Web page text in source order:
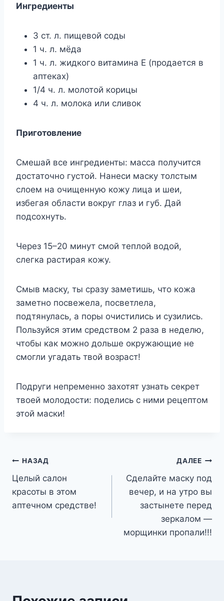
Ингредиенты
3 ст. л. пищевой соды
1 ч. л. мёда
1 ч. л. жидкого витамина Е (продается в
аптеках)
1/4 ч. л. молотой корицы
4 ч. л. молока или сливок
Приготовление
Смешай все ингредиенты: масса получится
достаточно густой. Нанеси маску толстым
слоем на очищенную кожу лица и шеи,
избегая области вокруг глаз и губ. Дай
подсохнуть.
Через 15–20 минут смой теплой водой,
слегка растирая кожу.
Смыв маску, ты сразу заметишь, что кожа
заметно посвежела, посветлела,
подтянулась, а поры очистились и сузились.
Пользуйся этим средством 2 раза в неделю,
чтобы как можно дольше окружающие не
смогли угадать твой возраст!
Подруги непременно захотят узнать секрет
твоей молодости: поделись с ними рецептом
этой маски!
Навигация
по
записям
НАЗАД
Целый салон
красоты в этом
аптечном средстве!
ДАЛЕЕ
Сделайте маску под
вечер, и на утро вы
застынете перед
зеркалом —
морщинки пропали!!!